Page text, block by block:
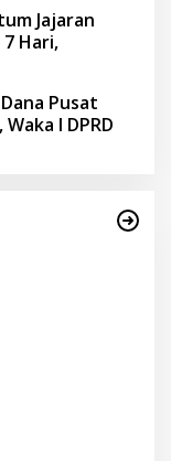
Jajaran
Hari,
Pusat
I DPRD